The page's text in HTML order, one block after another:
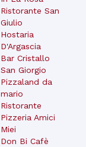
Ristorante San
Giulio
Hostaria
D'Argascia
Bar Cristallo
San Giorgio
Pizzaland da
mario
Ristorante
Pizzeria Amici
Miei
Don Bi Cafè